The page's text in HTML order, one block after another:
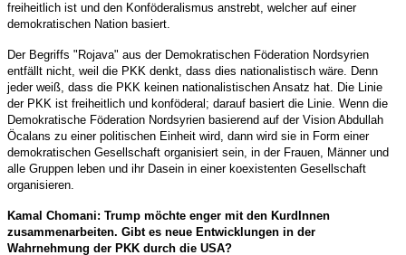
freiheitlich ist und den Konföderalismus anstrebt, welcher auf einer
demokratischen Nation basiert.
Der Begriffs "Rojava" aus der Demokratischen Föderation Nordsyrien
entfällt nicht, weil die PKK denkt, dass dies nationalistisch wäre. Denn
jeder weiß, dass die PKK keinen nationalistischen Ansatz hat. Die Linie
der PKK ist freiheitlich und konföderal; darauf basiert die Linie. Wenn die
Demokratische Föderation Nordsyrien basierend auf der Vision Abdullah
Öcalans zu einer politischen Einheit wird, dann wird sie in Form einer
demokratischen Gesellschaft organisiert sein, in der Frauen, Männer und
alle Gruppen leben und ihr Dasein in einer koexistenten Gesellschaft
organisieren.
Kamal Chomani: Trump möchte enger mit den KurdInnen
zusammenarbeiten. Gibt es neue Entwicklungen in der
Wahrnehmung der PKK durch die USA?